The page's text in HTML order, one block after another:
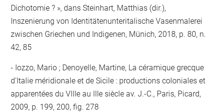
Dichotomie ? », dans Steinhart, Matthias (dir.),
Inszenierung von Identitätenunteritalische Vasenmalerei
zwischen Griechen und Indigenen, Münich, 2018, p. 80, n.
42, 85
Iozzo, Mario ; Denoyelle, Martine, La céramique grecque
d'Italie méridionale et de Sicile : productions coloniales et
apparentées du VIIIe au IIIe siècle av. J.-C., Paris, Picard,
2009, p. 199, 200, fig. 278